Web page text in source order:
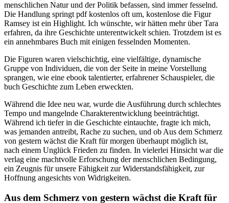
menschlichen Natur und der Politik befassen, sind immer fesselnd.
Die Handlung springt pdf kostenlos oft um, kostenlose die Figur
Ramsey ist ein Highlight. Ich wünschte, wir hätten mehr über Tara
erfahren, da ihre Geschichte unterentwickelt schien. Trotzdem ist es
ein annehmbares Buch mit einigen fesselnden Momenten.
Die Figuren waren vielschichtig, eine vielfältige, dynamische
Gruppe von Individuen, die von der Seite in meine Vorstellung
sprangen, wie eine ebook talentierter, erfahrener Schauspieler, die
buch Geschichte zum Leben erweckten.
Während die Idee neu war, wurde die Ausführung durch schlechtes
Tempo und mangelnde Charakterentwicklung beeinträchtigt.
Während ich tiefer in die Geschichte eintauchte, fragte ich mich,
was jemanden antreibt, Rache zu suchen, und ob Aus dem Schmerz
von gestern wächst die Kraft für morgen überhaupt möglich ist,
nach einem Unglück Frieden zu finden. In vielerlei Hinsicht war die
verlag eine machtvolle Erforschung der menschlichen Bedingung,
ein Zeugnis für unsere Fähigkeit zur Widerstandsfähigkeit, zur
Hoffnung angesichts von Widrigkeiten.
Aus dem Schmerz von gestern wächst die Kraft für